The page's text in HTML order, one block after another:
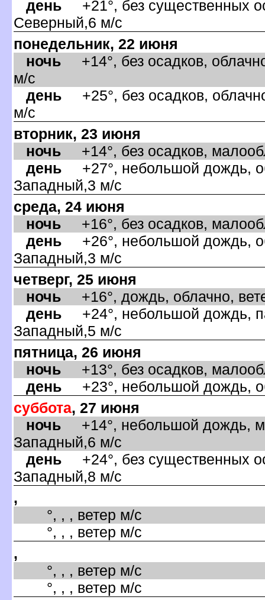
день +21°, без существенных
Северный,6 м/с
понедельник, 22 июня
ночь +14°, без осадков,
м/с
день +25°, без осадков,
м/с
торник, 23 июня
ночь +14°, без осадков,
день +27°, небольшой дождь,
Западный,3 м/с
среда, 24 июня
ночь +16°, без осадков,
день +26°, небольшой дождь,
Западный,3 м/с
четверг, 25 июня
ночь +16°, дождь, облачно,
день +24°, небольшой дождь,
Западный,5 м/с
пятница, 26 июня
ночь +13°, без осадков,
день +23°, небольшой дождь,
суббота, 27 июня
ночь +14°, небольшой дождь,
Западный,6 м/с
день +24°, без существенных
Западный,8 м/с
,
°, , , ветер м/с
°, , , ветер м/с
,
°, , , ветер м/с
°, , , ветер м/с